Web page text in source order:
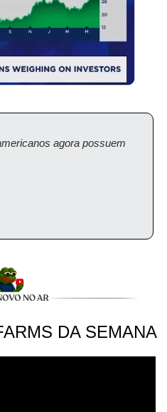
agora possuem
DA SEMANA